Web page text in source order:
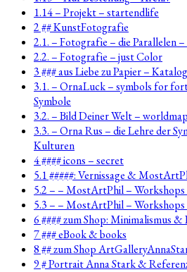
1.14 – Projekt – startendlife
2 ## KunstFotografie
2.1. – Fotografie – die Parallelen
2.2. – Fotografie – just Color
3 ### aus Liebe zu Papier – Katalog
3.1. – OrnaLuck – symbols for
Symbole
3.2. – Bild Deiner Welt – worldmap
3.3. – Orna Rus – die Lehre der
Kulturen
4 #### icons – secret
5.1 #####: Vernissage &
5.2 – – MostArtPhil –
5.3 – – MostArtPhil – Workshops
6 #### zum Shop: Minimalismus &
7 ### eBook & books
8 ## zum Shop
9 # Portrait Anna Stark &